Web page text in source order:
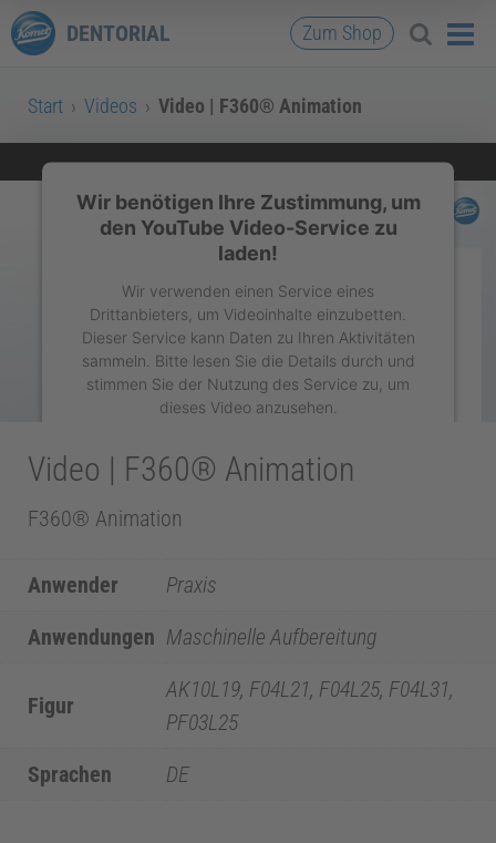
a
h
DENTORIAL Zum Shop
Start › Videos › Video | F360® Animation
Wir benötigen Ihre Zustimmung, um
den YouTube Video-Service zu
laden!
Wir verwenden einen Service eines
Drittanbieters, um Videoinhalte einzubetten.
Dieser Service kann Daten zu Ihren Aktivitäten
sammeln. Bitte lesen Sie die Details durch und
stimmen Sie der Nutzung des Service zu, um
dieses Video anzusehen.
Mehr Informationen
Video | F360® Animation
F360® Animation
Anwender
Praxis
Anwendungen Maschinelle Aufbereitung
Figur
AK10L19, F04L21, F04L25, F04L31,
PF03L25
Sprachen
DE